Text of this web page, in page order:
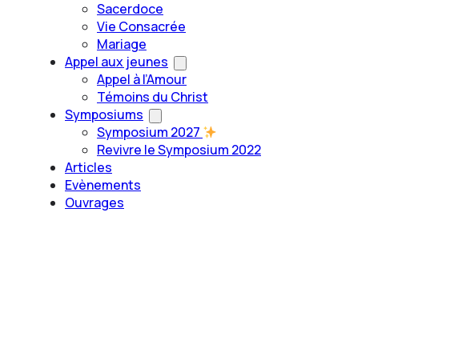
Sacerdoce
Vie Consacrée
Mariage
Appel aux jeunes
Appel à l’Amour
Témoins du Christ
Symposiums
Symposium 2027
Revivre le Symposium 2022
Articles
Evènements
Ouvrages